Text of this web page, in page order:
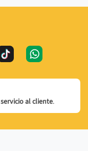
servicio al cliente.